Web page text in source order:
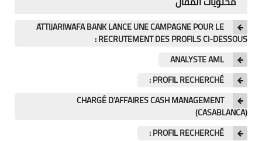
الوظيفة
الصحة
ATTIJARIWAFA BANK LANCE UNE CAMPAGNE POUR LE
RECRUTEMENT DES PROFILS CI-DESSOUS :
ANALYSTE AML
PROFIL RECHERCHÉ :
CHARGÉ D’AFFAIRES CASH MANAGEMENT
(CASABLANCA)
PROFIL RECHERCHÉ :